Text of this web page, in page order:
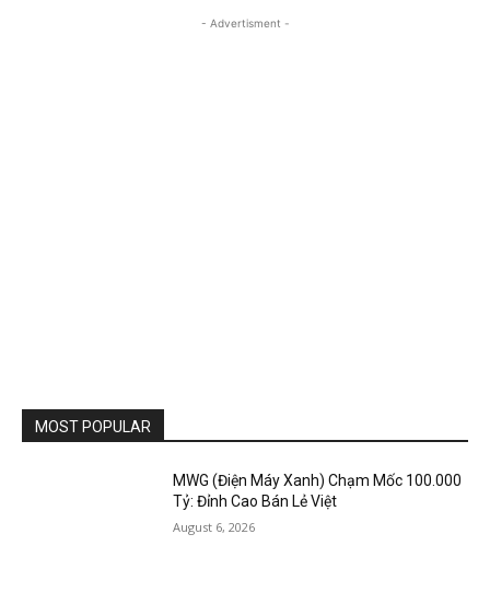
- Advertisment -
MOST POPULAR
MWG (Điện Máy Xanh) Chạm Mốc 100.000
Tỷ: Đỉnh Cao Bán Lẻ Việt
August 6, 2026